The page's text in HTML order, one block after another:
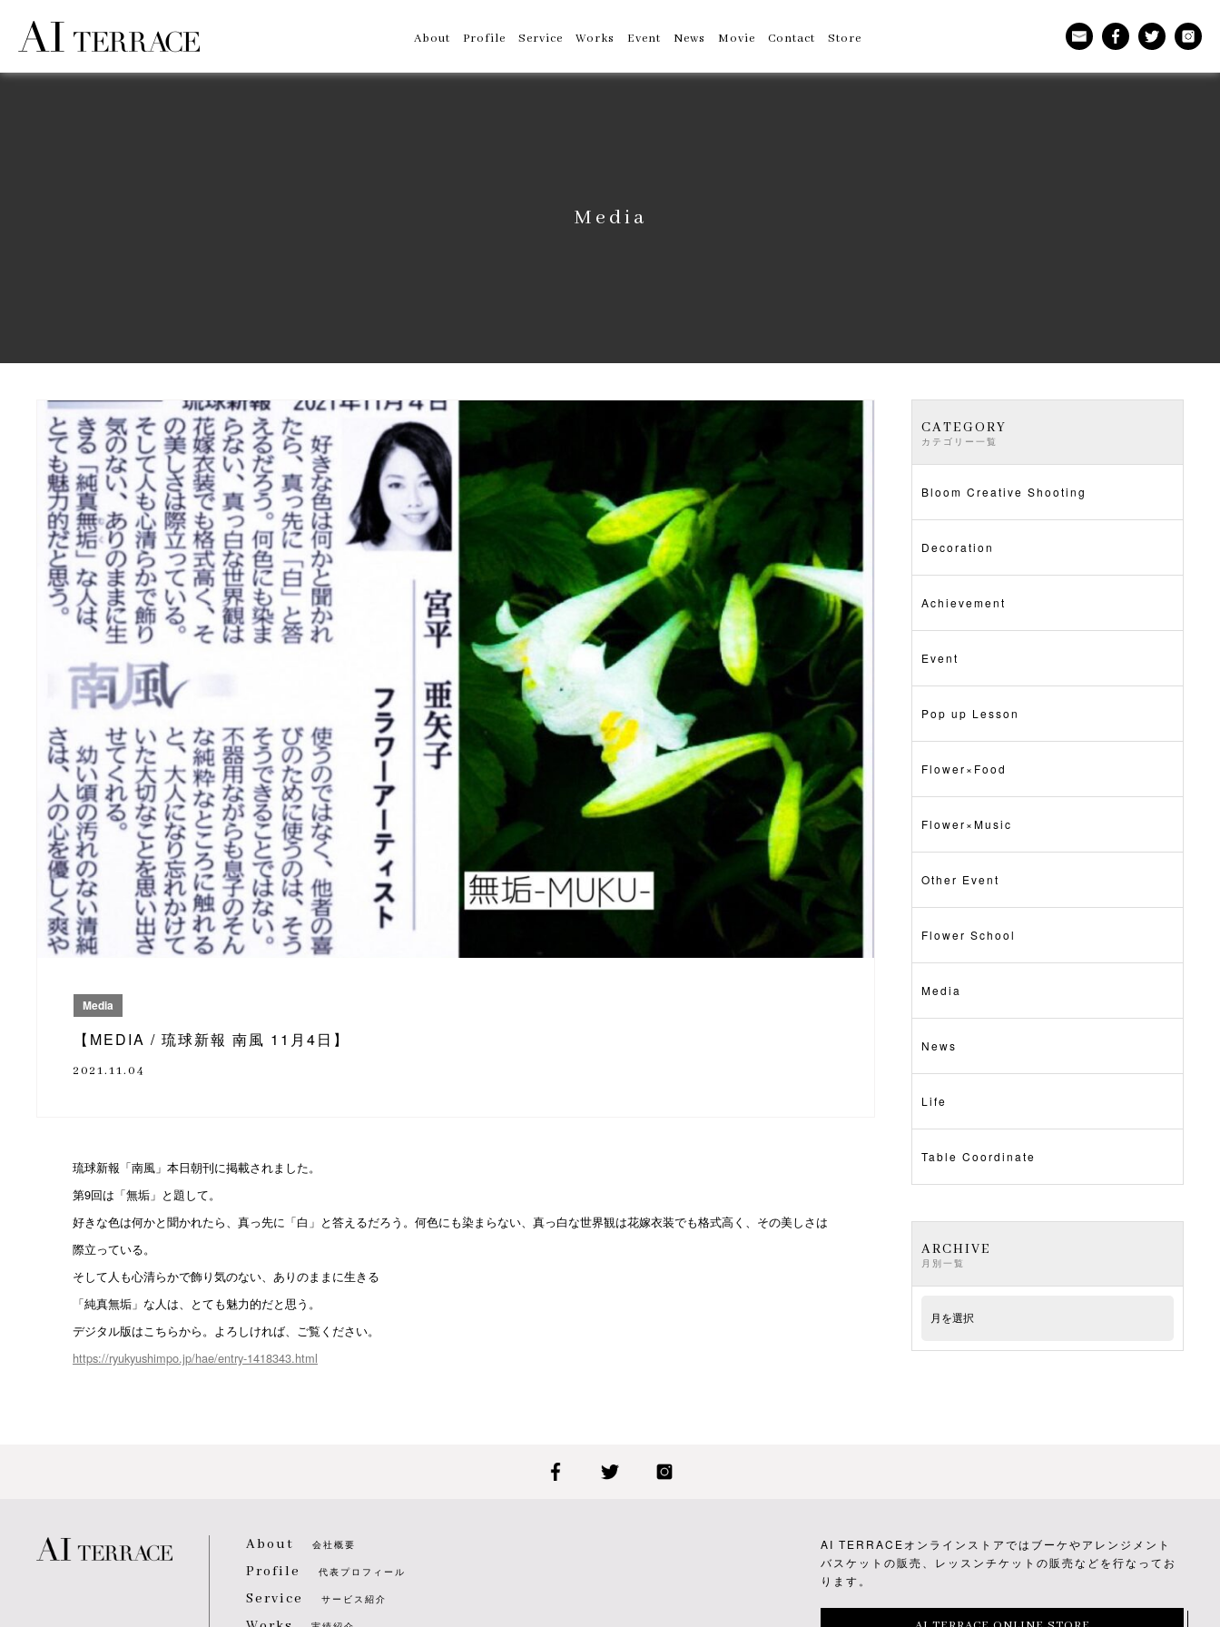
About Profile Service Works Event News Movie Contact Store
Media
Media
【MEDIA / 琉球新報 南風 11月4日】
2021.11.04
琉球新報「南風」本日朝刊に掲載されました。
第9回は「無垢」と題して。
好きな色は何かと聞かれたら、真っ先に「白」と答えるだろう。何色にも染まらない、真っ白な世界観は花嫁衣装でも格式高く、その美しさは
際立っている。
そして人も心清らかで飾り気のない、ありのままに生きる
「純真無垢」な人は、とても魅力的だと思う。
デジタル版はこちらから。よろしければ、ご覧ください。
https://ryukyushimpo.jp/hae/entry-1418343.html
CATEGORY
カテゴリー一覧
Bloom Creative Shooting
Decoration
Achievement
Event
Pop up Lesson
Flower×Food
Flower×Music
Other Event
Flower School
Media
News
Life
Table Coordinate
ARCHIVE
月別一覧
About 会社概要
Profile 代表プロフィール
Service サービス紹介
AI TERRACEオンラインストアではブーケやアレンジメント
バスケットの販売、レッスンチケットの販売などを行なってお
ります。